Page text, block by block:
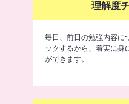
理解度
毎日、前日の勉強内容に
ックするから、着実に身
ができます。